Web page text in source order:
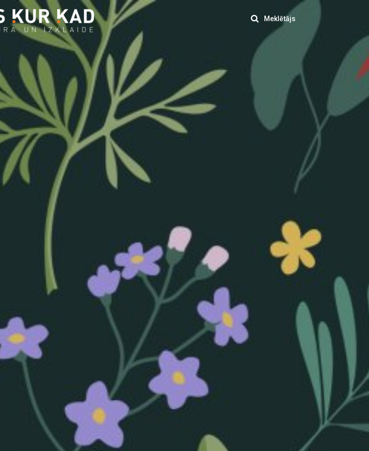
Meklētājs